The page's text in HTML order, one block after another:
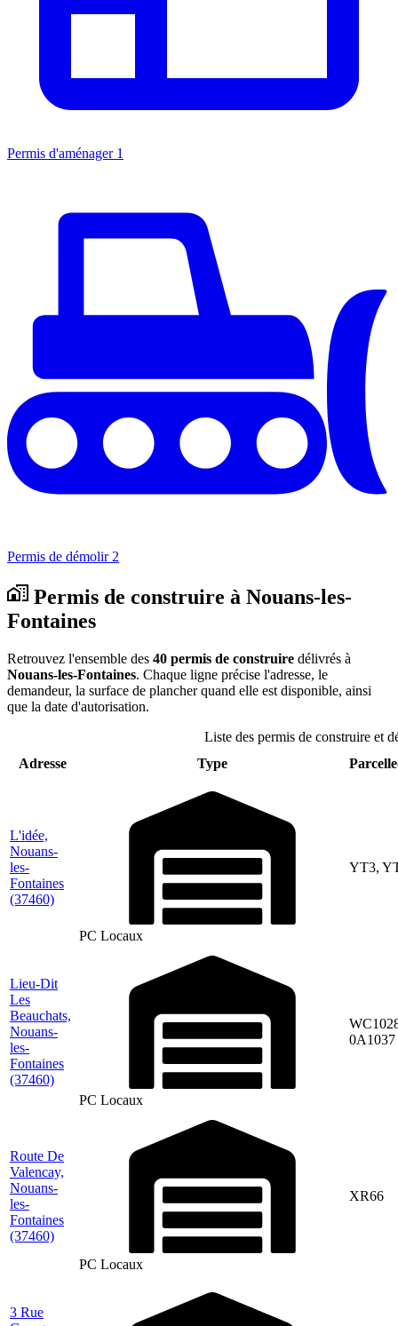
Permis d'aménager 1
Permis de démolir 2
Permis de construire à Nouans-les-
Fontaines
Retrouvez l'ensemble des 40 permis de construire délivrés à
Nouans-les-Fontaines. Chaque ligne précise l'adresse, le
demandeur, la surface de plancher quand elle est disponible, ainsi
que la date d'autorisation.
Liste des permis de construire et
Adresse
Type
L'idée,
Nouans-
les-
Fontaines
(37460)
PC Locaux
YT3,
Lieu-Dit
Les
Beauchats,
Nouans-
les-
Fontaines
(37460)
PC Locaux
0A1037
Route De
Valencay,
Nouans-
les-
Fontaines
(37460)
PC Locaux
XR66
3 Rue